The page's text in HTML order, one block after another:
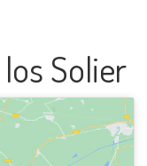
los Solier